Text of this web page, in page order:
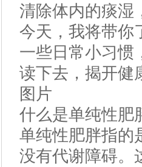
清除体内的痰湿
今天，我将带你
一些日常小习惯
读下去，揭开健
图片
什么是单纯性肥
单纯性肥胖指的
没有代谢障碍。